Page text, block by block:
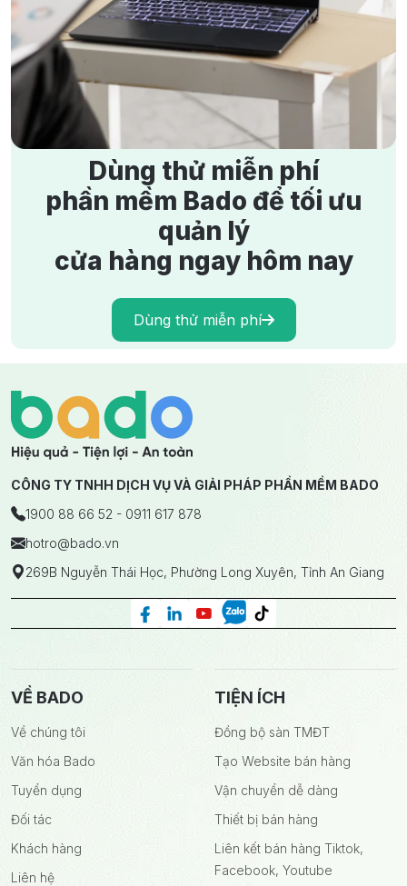
Kinh Nghiệm Kinh Doanh Áo Dài Thành Công, Đông
Khách
6/6/2024 2992 lượt xem
Dùng thử miễn phí
phần mềm Bado để tối ưu
quản lý
cửa hàng ngay hôm nay
Dùng thử miễn phí
CÔNG TY TNHH DỊCH VỤ VÀ GIẢI PHÁP PHẦN MỀM BADO
1900 88 66 52 - 0911 617 878
hotro@bado.vn
269B Nguyễn Thái Học, Phường Long Xuyên, Tỉnh An Giang
VỀ BADO
Về chúng tôi
Văn hóa Bado
Tuyển dụng
Đối tác
Khách hàng
Liên hệ
TIỆN ÍCH
Đồng bộ sàn TMĐT
Tạo Website bán hàng
Vận chuyển dễ dàng
Thiết bị bán hàng
Liên kết bán hàng Tiktok,
Facebook, Youtube